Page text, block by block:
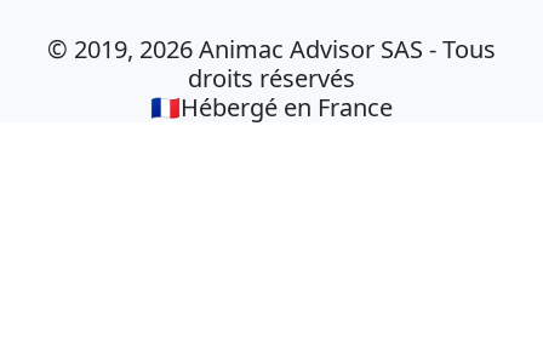
© 2019, 2026 Animac Advisor SAS - Tous
droits réservés
🇫🇷Hébergé en France